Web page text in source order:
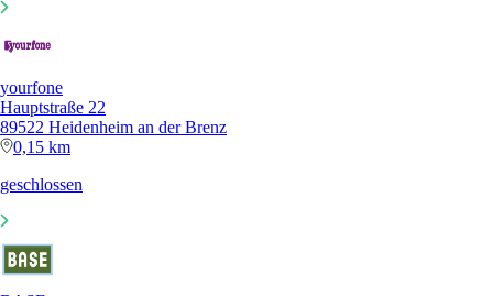
yourfone
Hauptstraße 22
89522 Heidenheim an der Brenz
0,15 km
geschlossen